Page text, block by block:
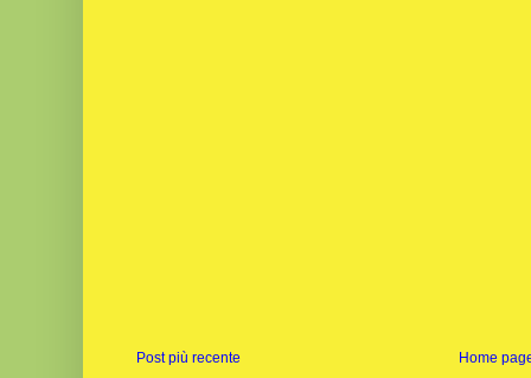
Post più recente Home